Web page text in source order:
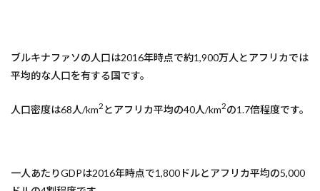
ブルキナファソの人口は2016年時点で約1,900万人とアフリカでは
平均的な人口を有する国です。
人口密度は68人/km2 とアフリカ平均の40人/km2の1.7倍程度です。
一人あたりGDPは2016年時点で1,800ドルとアフリカ平均の5,000